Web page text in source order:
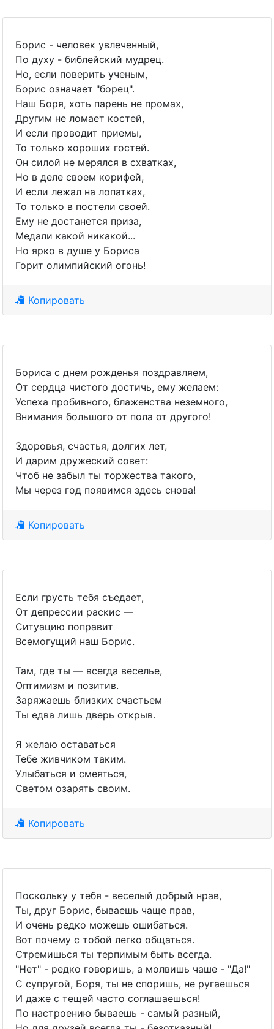
Борис - человек увлеченный,
По духу - библейский мудрец.
Но, если поверить ученым,
Борис означает "борец".
Наш Боря, хоть парень не промах,
Другим не ломает костей,
И если проводит приемы,
То только хороших гостей.
Он силой не мерялся в схватках,
Но в деле своем корифей,
И если лежал на лопатках,
То только в постели своей.
Ему не достанется приза,
Медали какой никакой...
Но ярко в душе у Бориса
Горит олимпийский огонь!
Копировать
Бориса с днем рожденья поздравляем,
От сердца чистого достичь, ему желаем:
Успеха пробивного, блаженства неземного,
Внимания большого от пола от другого!
Здоровья, счастья, долгих лет,
И дарим дружеский совет:
Чтоб не забыл ты торжества такого,
Мы через год появимся здесь снова!
Копировать
Если грусть тебя съедает,
От депрессии раскис —
Ситуацию поправит
Всемогущий наш Борис.
Там, где ты — всегда веселье,
Оптимизм и позитив.
Заряжаешь близких счастьем
Ты едва лишь дверь открыв.
Я желаю оставаться
Тебе живчиком таким.
Улыбаться и смеяться,
Светом озарять своим.
Копировать
Поскольку у тебя - веселый добрый нрав,
Ты, друг Борис, бываешь чаще прав,
И очень редко можешь ошибаться.
Вот почему с тобой легко общаться.
Стремишься ты терпимым быть всегда.
"Нет" - редко говоришь, а молвишь чаше - "Да!"
С супругой, Боря, ты не споришь, не ругаешься
И даже с тещей часто соглашаешься!
По настроению бываешь - самый разный,